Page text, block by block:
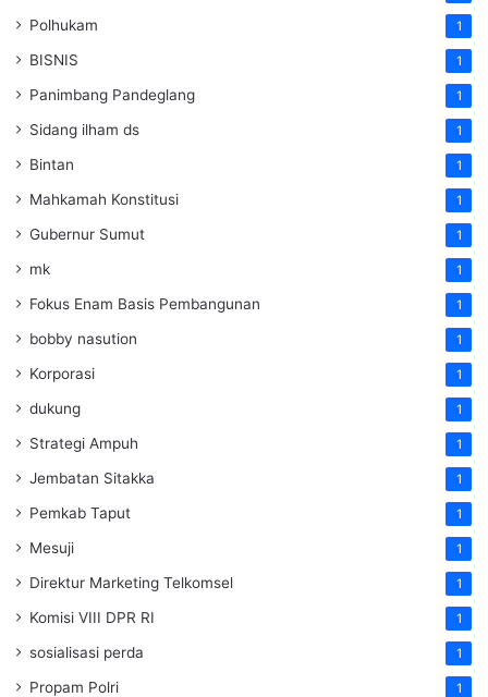
Polhukam 1
BISNIS 1
Panimbang Pandeglang 1
Sidang ilham ds 1
Bintan 1
Mahkamah Konstitusi 1
Gubernur Sumut 1
mk 1
Fokus Enam Basis Pembangunan 1
bobby nasution 1
Korporasi 1
dukung 1
Strategi Ampuh 1
Jembatan Sitakka 1
Pemkab Taput 1
Mesuji 1
Direktur Marketing Telkomsel 1
Komisi VIII DPR RI 1
sosialisasi perda 1
Propam Polri 1